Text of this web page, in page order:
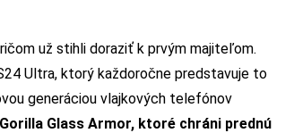
už stihli doraziť k prvým majiteľom.
Ultra, ktorý každoročne predstavuje to
generáciou vlajkových telefónov
Gorilla Glass Armor, ktoré chráni prednú